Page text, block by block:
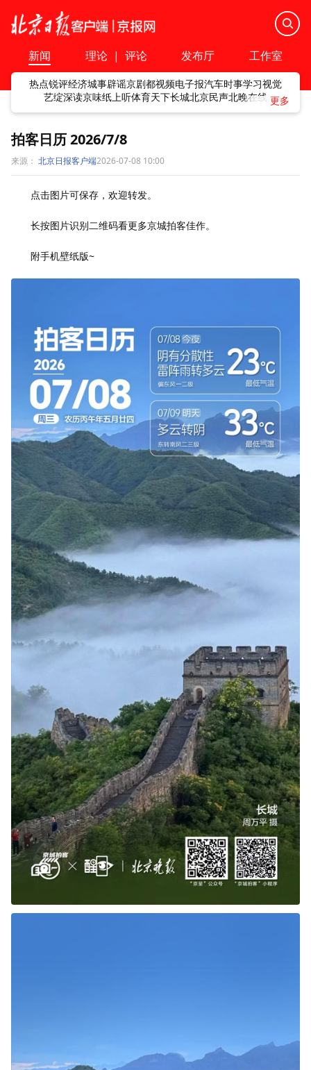
新闻 理论 | 评论 发布厅 工作室
热点锐评经济城事辟谣京剧都视频电子报汽车时事学习视觉
艺绽深读京味纸上听体育天下长城北京民声北晚在线
拍客日历 2026/7/8
来源： 北京日报客户端2026-07-08 10:00
点击图片可保存，欢迎转发。
长按图片识别二维码看更多京城拍客佳作。
附手机壁纸版~